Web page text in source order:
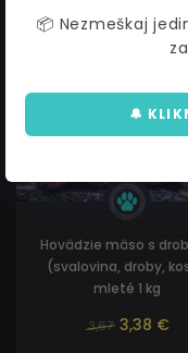
Hovädzie mäso s
(svalovina, droby,
mleté 1 kg
3,67 3,38 €
📦 Nezmeškaj
🔔